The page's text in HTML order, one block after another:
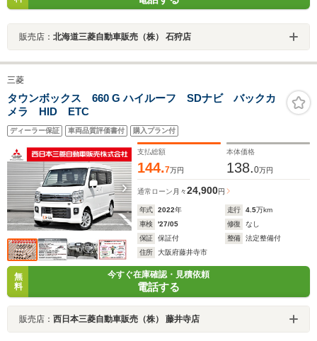
販売店： 北海道三菱自動車販売（株） 石狩店
三菱
タウンボックス 660 G ハイルーフ SDナビ バックカ
メラ HID ETC
ディーラー保証 車両品質評価書付 購入プラン付
支払総額
144.7万円
本体価格
138.0万円
通常ローン 月々24,900円
年式 2022年 走行 4.5万km
車検
'27/05 修復
なし
保証
保証付 整備
法定整備付
住所
大阪府藤井寺市
無
料
今すぐ在庫確認・見積依頼
電話する
販売店： 西日本三菱自動車販売（株） 藤井寺店